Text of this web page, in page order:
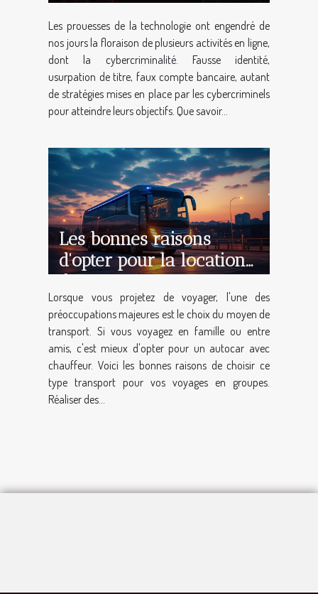
Les prouesses de la technologie ont engendré de
nos jours la floraison de plusieurs activités en ligne,
dont la cybercriminalité. Fausse identité,
usurpation de titre, faux compte bancaire, autant
de stratégies mises en place par les cybercriminels
pour atteindre leurs objectifs. Que savoir...
Les bonnes raisons
d'opter pour la location
d'un autocar avec
chauffeur
Lorsque vous projetez de voyager, l'une des
préoccupations majeures est le choix du moyen de
transport. Si vous voyagez en famille ou entre
amis, c'est mieux d'opter pour un autocar avec
chauffeur. Voici les bonnes raisons de choisir ce
type transport pour vos voyages en groupes.
Réaliser des...